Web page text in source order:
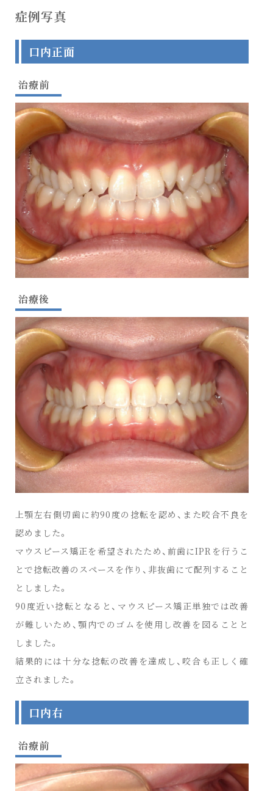
症例写真
口内正面
治療前
治療後
上顎左右側切歯に約90度の捻転を認め、また咬合不良を
認めました。
マウスピース矯正を希望されたため、前歯にIPRを行うこ
とで捻転改善のスペースを作り、非抜歯にて配列すること
としました。
90度近い捻転となると、マウスピース矯正単独では改善
が難しいため、顎内でのゴムを使用し改善を図ることと
しました。
結果的には十分な捻転の改善を達成し、咬合も正しく確
立されました。
口内右
治療前